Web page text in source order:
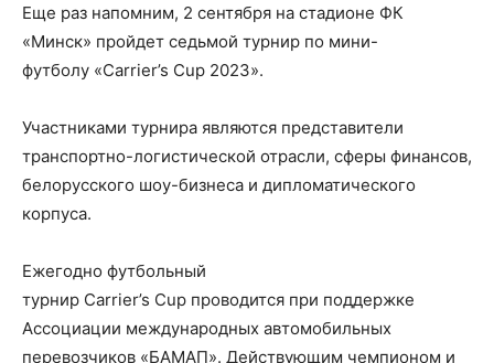
Еще раз напомним, 2 сентября на стадионе ФК
«Минск» пройдет седьмой турнир по мини-
футболу «Carrier’s Cup 2023».
Участниками турнира являются представители
транспортно-логистической отрасли, сферы финансов,
белорусского шоу-бизнеса и дипломатического
корпуса.
Ежегодно футбольный
турнир Carrier’s Cup проводится при поддержке
Ассоциации международных автомобильных
перевозчиков «БАМАП». Действующим чемпионом и